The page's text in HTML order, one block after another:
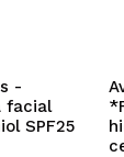
-
facial
SPF25